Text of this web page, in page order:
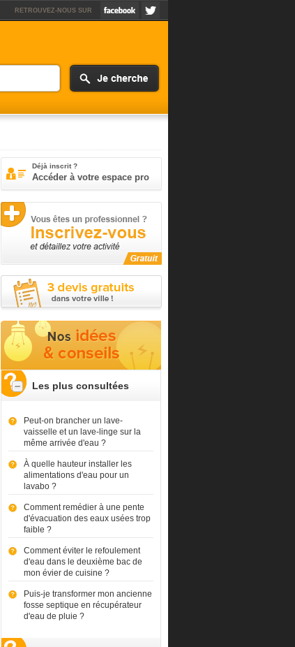
RETROUVEZ-NOUS SUR
Déjà inscrit ?
Accéder à votre espace pro
Les plus consultées
Peut-on brancher un lave-
vaisselle et un lave-linge sur la
même arrivée d'eau ?
À quelle hauteur installer les
alimentations d'eau pour un
lavabo ?
Comment remédier à une pente
d'évacuation des eaux usées trop
faible ?
Comment éviter le refoulement
d'eau dans le deuxième bac de
mon évier de cuisine ?
Puis-je transformer mon ancienne
fosse septique en récupérateur
d'eau de pluie ?